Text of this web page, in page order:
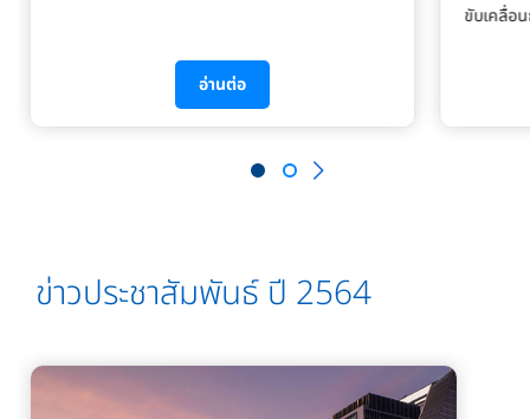
อ่านต่อ
ขับเคลื่อ
ข่าวประชาสัมพันธ์ ปี 2564